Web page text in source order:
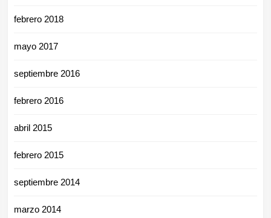
febrero 2018
mayo 2017
septiembre 2016
febrero 2016
abril 2015
febrero 2015
septiembre 2014
marzo 2014